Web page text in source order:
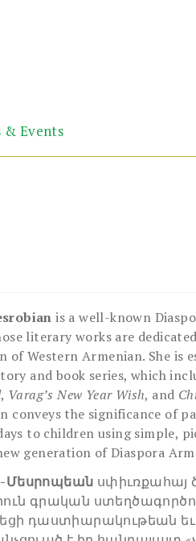
& Events
is a well-known
literary works are
of Western Armenian. She is
and book series, which
, Varag’s New Year Wish, and
conveys the significance of
to children using simple,
generation of Diaspora
Մեսրոպեան սփիւռքահայ
գրական
դաստիարակութեան